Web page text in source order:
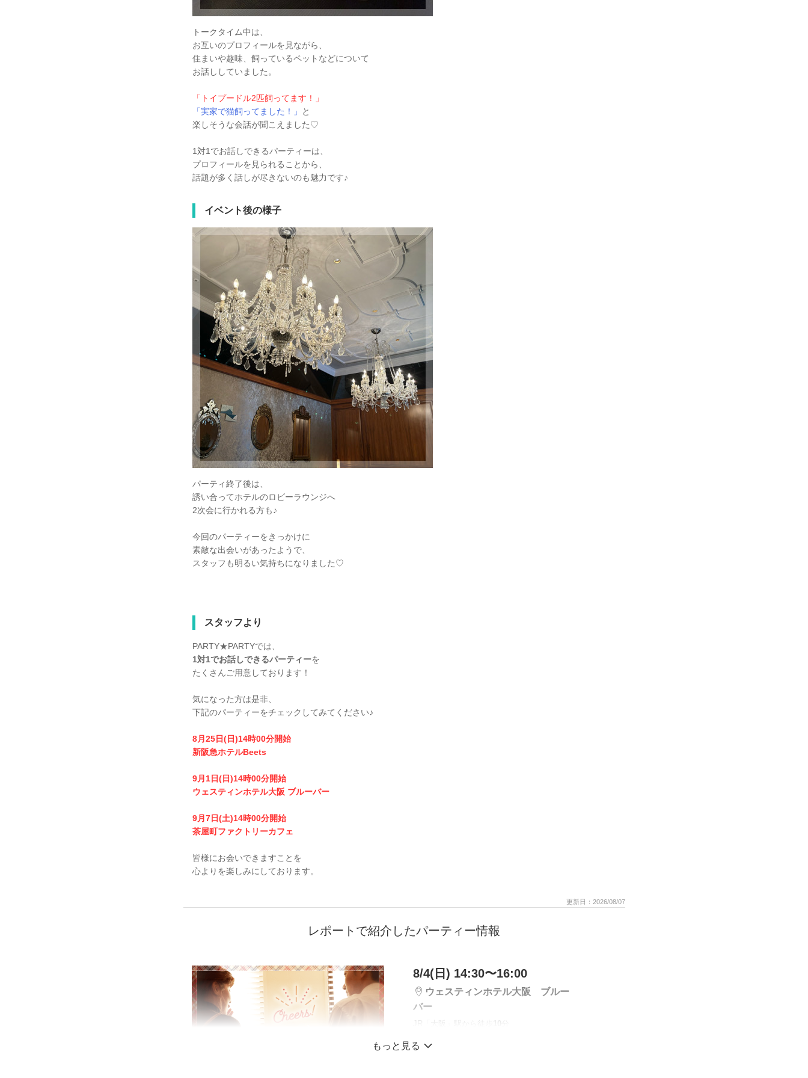
トークタイム中は、
お互いのプロフィールを見ながら、
住まいや趣味、飼っているペットなどについて
お話ししていました。
「トイプードル2匹飼ってます！」
「実家で猫飼ってました！」
と
楽しそうな会話が聞こえました♡
1対1でお話しできるパーティーは、
プロフィールを見られることから、
話題が多く話しが尽きないのも魅力です♪
イベント後の様子
パーティ終了後は、
誘い合ってホテルのロビーラウンジへ
2次会に行かれる方も♪
今回のパーティーをきっかけに
素敵な出会いがあったようで、
スタッフも明るい気持ちになりました♡
スタッフより
PARTY★PARTYでは、
1対1でお話しできるパーティーを
たくさんご用意しております！
気になった方は是非、
下記のパーティーをチェックしてみてください♪
8月25日(日)14時00分開始
新阪急ホテルBeets
9月1日(日)14時00分開始
ウェスティンホテル大阪 ブルーバー
9月7日(土)14時00分開始
茶屋町ファクトリーカフェ
皆様にお会いできますことを
心よりを楽しみにしております。
更新日：2026/08/07
レポートで紹介したパーティー情報
8/4(日) 14:30〜16:00
ウェスティンホテル大阪 ブルー
バー
《店舗貸切♡恋活Bar》
もっと見る